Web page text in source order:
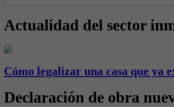
Actualidad del sector
Cómo legalizar una casa que ya
Declaración de obra